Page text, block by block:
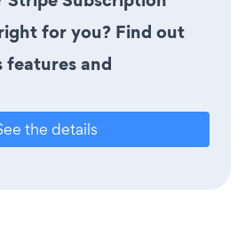
for you? Find out
features and
the details